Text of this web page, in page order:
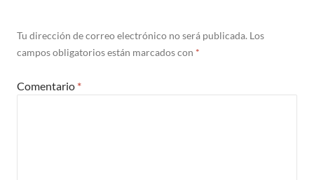
Tu dirección de correo electrónico no será publicada. Los
campos obligatorios están marcados con *
Comentario *